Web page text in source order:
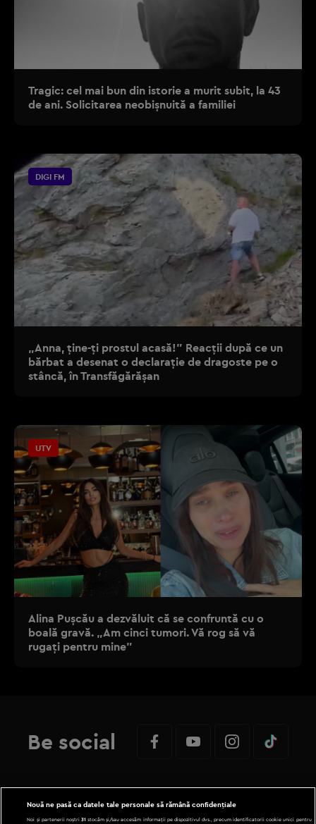
Tragic: cel mai bun din istorie a murit subit, la 43
de ani. Solicitarea neobișnuită a familiei
DIGI FM
„Anna, ţine-ţi prostul acasă!" Reacţii după ce un
bărbat a desenat o declaraţie de dragoste pe o
stâncă, în Transfăgărăşan
UTV
Alina Pușcău a dezvăluit că se confruntă cu o
boală gravă. „Am cinci tumori. Vă rog să vă
rugați pentru mine”
Be social
Copyright © 2026 / DIGI ROMANIA S.A.
Nouă ne pasă ca datele tale personale să rămână confidențiale
Noi și partenerii noștri 31stocăm și/sau accesăm informații pe dispozitivul dvs., precum identificatorii cookie unici pentru